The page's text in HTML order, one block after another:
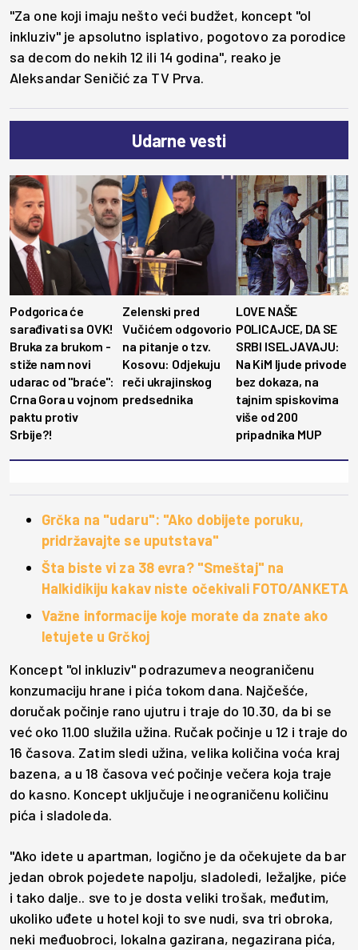
"Za one koji imaju nešto veći budžet, koncept "ol
inkluziv" je apsolutno isplativo, pogotovo za porodice
sa decom do nekih 12 ili 14 godina", reako je
Aleksandar Seničić za TV Prva.
Udarne vesti
Podgorica će
sarađivati sa OVK!
Bruka za brukom -
stiže nam novi
udarac od "braće":
Crna Gora u vojnom
paktu protiv
Srbije?!
Zelenski pred
Vučićem odgovorio
na pitanje o tzv.
Kosovu: Odjekuju
reči ukrajinskog
predsednika
LOVE NAŠE
POLICAJCE, DA SE
SRBI ISELJAVAJU:
Na KiM ljude privode
bez dokaza, na
tajnim spiskovima
više od 200
pripadnika MUP
Grčka na "udaru": "Ako dobijete poruku,
pridržavajte se uputstava"
Šta biste vi za 38 evra? "Smeštaj" na
Halkidikiju kakav niste očekivali FOTO/ANKETA
Važne informacije koje morate da znate ako
letujete u Grčkoj
Koncept "ol inkluziv" podrazumeva neograničenu
konzumaciju hrane i pića tokom dana. Najčešće,
doručak počinje rano ujutru i traje do 10.30, da bi se
već oko 11.00 služila užina. Ručak počinje u 12 i traje do
16 časova. Zatim sledi užina, velika količina voća kraj
bazena, a u 18 časova već počinje večera koja traje
do kasno. Koncept uključuje i neograničenu količinu
pića i sladoleda.
"Ako idete u apartman, logično je da očekujete da bar
jedan obrok pojedete napolju, sladoledi, ležaljke, piće
i tako dalje.. sve to je dosta veliki trošak, međutim,
ukoliko uđete u hotel koji to sve nudi, sva tri obroka,
neki međuobroci, lokalna gazirana, negazirana pića,